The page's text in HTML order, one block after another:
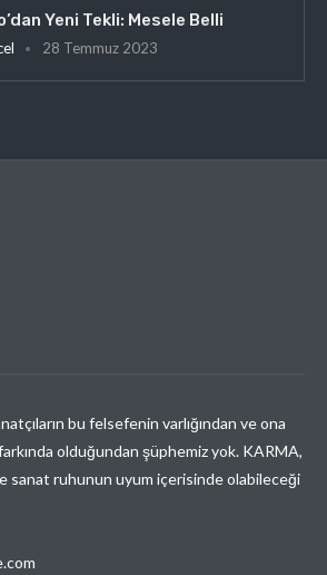
Yeni Tekli: Mesele Belli
28 Temmuz 2023
bu felsefenin varlığından ve ona
olduğundan şüphemiz yok. KARMA,
sanat ruhunun uyum içerisinde olabileceği